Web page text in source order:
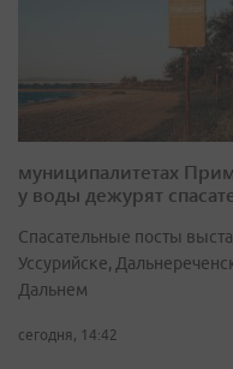
муниципалитетах
у воды дежурят
Спасательные посты
Уссурийске,
Дальнем
сегодня, 14:42